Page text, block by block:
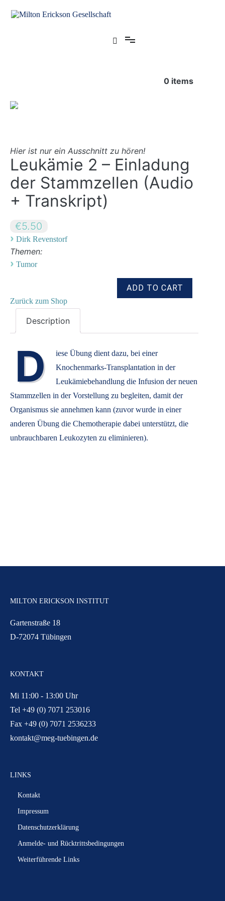
Inhalt
0 items
Hier ist nur ein Ausschnitt zu hören!
Leukämie 2 – Einladung
der Stammzellen (Audio
+ Transkript)
€5.50
› Dirk Revenstorf
Themen:
› Tumor
Zurück zum Shop
Description
D
iese Übung dient dazu, bei einer
Knochenmarks-Transplantation in der
Leukämiebehandlung die Infusion der neuen
Stammzellen in der Vorstellung zu begleiten, damit der
Organismus sie annehmen kann (zuvor wurde in einer
anderen Übung die Chemotherapie dabei unterstützt, die
unbrauchbaren Leukozyten zu eliminieren).
MILTON ERICKSON INSTITUT
Gartenstraße 18
D-72074 Tübingen
KONTAKT
Mi 11:00 - 13:00 Uhr
Tel +49 (0) 7071 253016
Fax +49 (0) 7071 2536233
kontakt@meg-tuebingen.de
LINKS
Kontakt
Impressum
Datenschutzerklärung
Anmelde- und Rücktrittsbedingungen
Weiterführende Links